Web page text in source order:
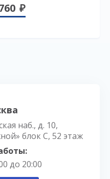
наб., д. 10,
блок С, 52 этаж
до 20:00